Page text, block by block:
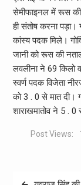
सेमीफाइनल में रूस की
ही संतोष करना पड़ा।
कांस्य पदक मिले।
जानी को रूस की
लवलीना ने 69 किलो
स्वर्ण पदक विजेता
को 3 . 0 से मात दी।
शाराखमातोव ने 5 . 0
Post Views:
Post